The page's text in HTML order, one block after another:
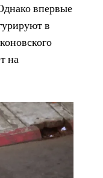
впервые
в
на